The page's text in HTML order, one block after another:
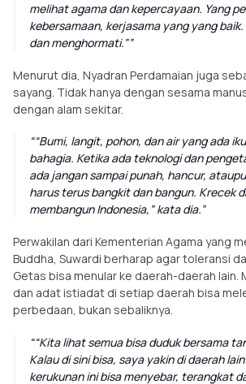
melihat agama dan kepercayaan. Yang
kebersamaan, kerjasama yang yang
dan menghormati.”
Menurut dia, Nyadran Perdamaian juga
sayang. Tidak hanya dengan sesama
dengan alam sekitar.
“Bumi, langit, pohon, dan air yang ada
bahagia. Ketika ada teknologi dan
ada jangan sampai punah, hancur,
harus terus bangkit dan bangun. Krecek
membangun Indonesia,” kata dia.
Perwakilan dari Kementerian Agama yang
Buddha, Suwardi berharap agar toleransi
Getas bisa menular ke daerah-daerah lain.
dan adat istiadat di setiap daerah bisa
perbedaan, bukan sebaliknya.
“Kita lihat semua bisa duduk bersama
Kalau di sini bisa, saya yakin di daerah
kerukunan ini bisa menyebar, terangkat